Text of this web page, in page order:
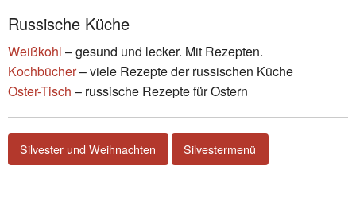
Russische Küche
Weißkohl – gesund und lecker. Mit Rezepten.
Kochbücher– viele Rezepte der russischen Küche
Oster-Tisch – russische Rezepte für Ostern
Silvester und Weihnachten Silvestermenü